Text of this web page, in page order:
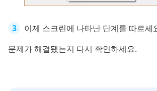
이제 스크린에 나타난 단계를 따르세
문제가 해결됐는지 다시 확인하세요.